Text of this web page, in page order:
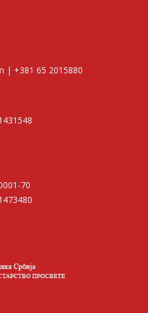
| +381 65 2015880
70